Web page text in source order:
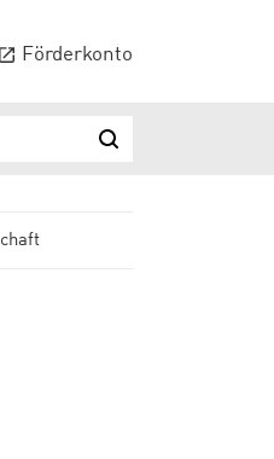
Suchen
Förderkonto